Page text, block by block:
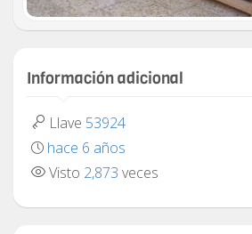
Información adicional
Llave 53924
hace 6 años
Visto 2,873 veces